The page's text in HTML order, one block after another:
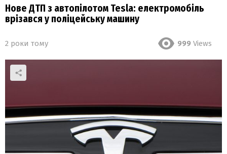
Нове ДТП з автопілотом Tesla: електромобіль
врізався у поліцейську машину
2 роки тому 999 Views